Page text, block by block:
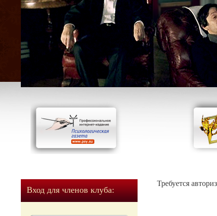
Вход для членов клуба:
Требуется